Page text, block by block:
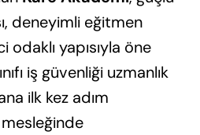
deneyimli eğitmen
yapısıyla öne
iş güvenliği uzmanlık
ilk kez adım